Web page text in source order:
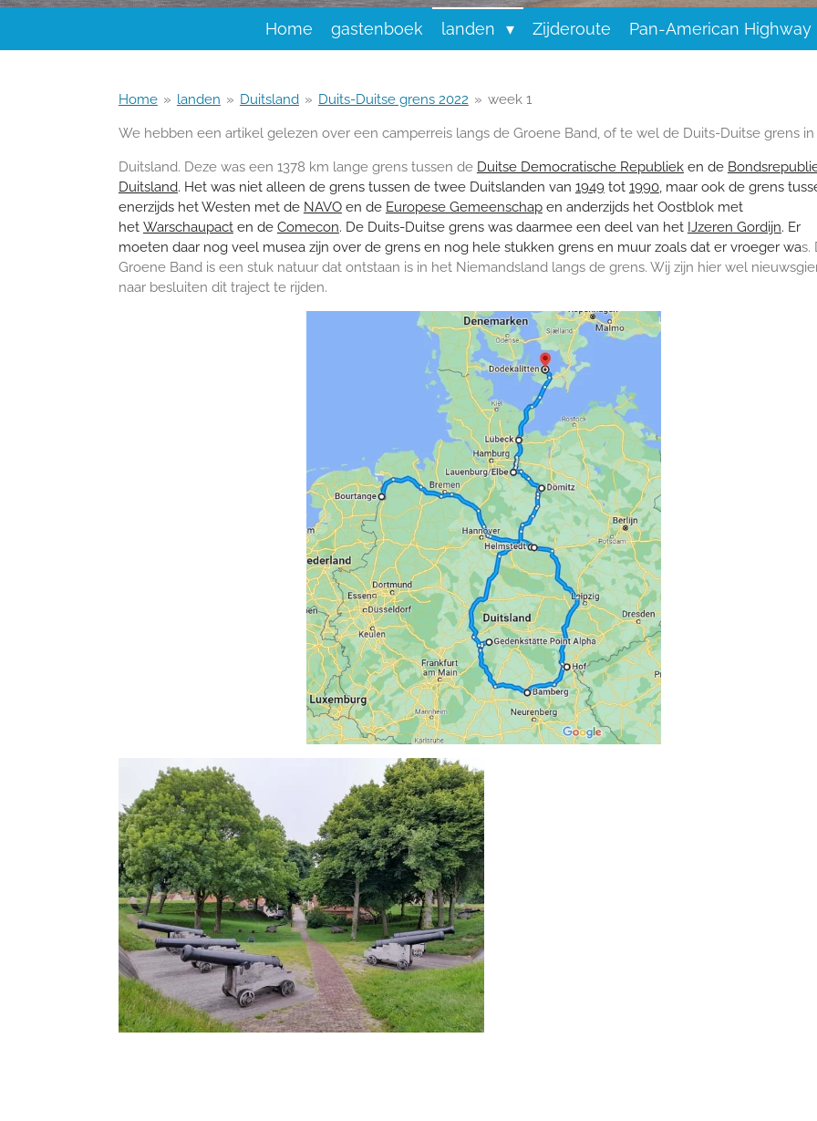
Home gastenboek landen Zijderoute Pan-American Highway
Home » landen » Duitsland » Duits-Duitse grens 2022 » week 1
We hebben een artikel gelezen over een camperreis langs de Groene Band, of te wel de Duits-Duitse grens in
Duitsland. Deze was een 1378 km lange grens tussen de Duitse Democratische Republieken de
Duitsland. Het was niet alleen de grens tussen de twee Duitslanden van 1949tot 1990, maar ook de grens
enerzijds het Westen met de NAVOen de Europese Gemeenschapen anderzijds het Oostblok met
het Warschaupacten de Comecon. De Duits-Duitse grens was daarmee een deel van het IJzeren Gordijn. Er
moeten daar nog veel musea zijn over de grens en nog hele stukken grens en muur zoals dat er vroeger was.
Groene Band is een stuk natuur dat ontstaan is in het Niemandsland langs de grens. Wij zijn hier wel
naar besluiten dit traject te rijden.